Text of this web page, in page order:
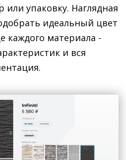
упаковку. Наглядная
идеальный цвет
каждого материала -
и вся